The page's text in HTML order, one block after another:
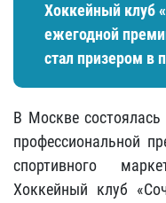
Хоккейный клуб
ежегодной
стал призером в
В Москве
профессиональной
спортивного
Хоккейный клуб